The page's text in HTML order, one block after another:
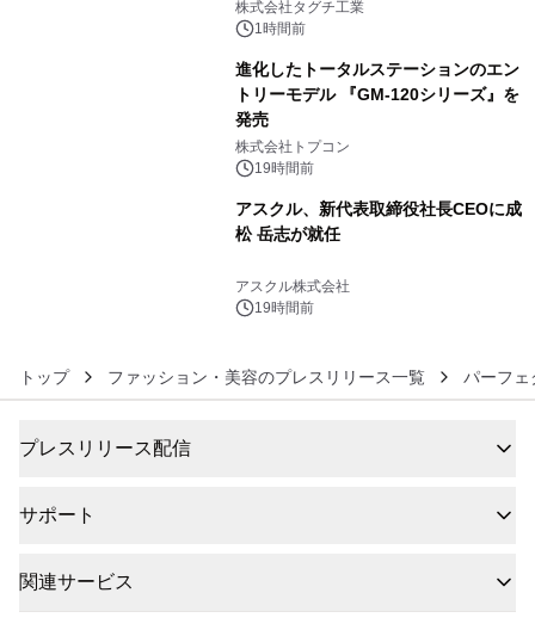
プン
株式会社タグチ工業
1時間前
進化したトータルステーションのエン
トリーモデル 『GM-120シリーズ』を
発売
株式会社トプコン
19時間前
アスクル、新代表取締役社長CEOに成
松 岳志が就任
アスクル株式会社
19時間前
トップ ファッション・美容のプレスリリース一覧 パーフェ
プレスリリース配信
サポート
関連サービス